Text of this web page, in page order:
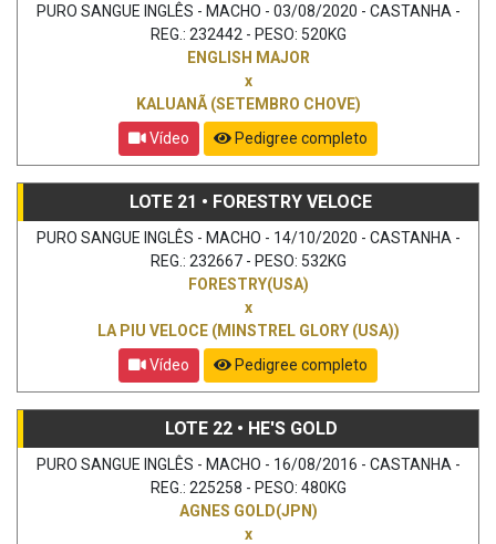
PURO SANGUE INGLÊS - MACHO - 03/08/2020 - CASTANHA -
REG.: 232442 - PESO: 520KG
ENGLISH MAJOR
x
KALUANÃ (SETEMBRO CHOVE)
Vídeo
Pedigree completo
LOTE 21 • FORESTRY VELOCE
PURO SANGUE INGLÊS - MACHO - 14/10/2020 - CASTANHA -
REG.: 232667 - PESO: 532KG
FORESTRY(USA)
x
LA PIU VELOCE (MINSTREL GLORY (USA))
Vídeo
Pedigree completo
LOTE 22 • HE'S GOLD
PURO SANGUE INGLÊS - MACHO - 16/08/2016 - CASTANHA -
REG.: 225258 - PESO: 480KG
AGNES GOLD(JPN)
x